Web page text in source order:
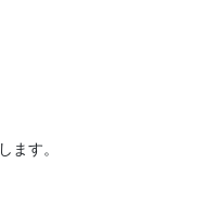
ます。